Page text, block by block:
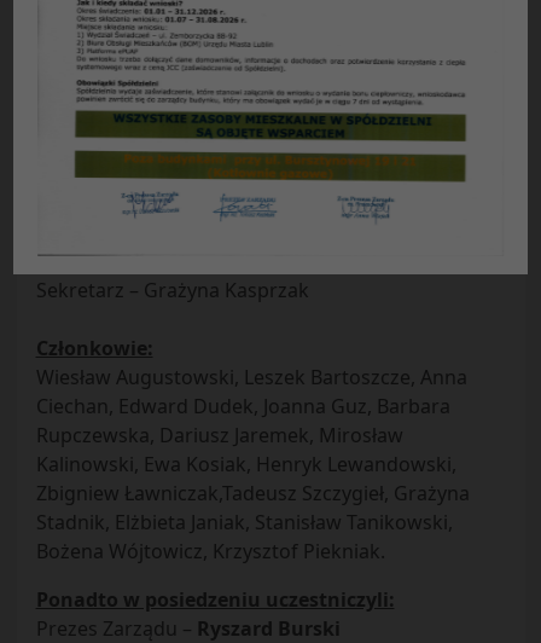
Protokół nr 1/2018
z posiedzenia plenarnego Rady Nadzorczej SM
„Czuby” w Lublinie
odbytego w dniu 29.01.2018 r.
Obecni:
Przewodniczący Rady – Alicja Stadnicka
Koszałka Urszula
Sekretarz – Grażyna Kasprzak
Członkowie:
Wiesław Augustowski, Leszek Bartoszcze, Anna
Ciechan, Edward Dudek, Joanna Guz, Barbara
Rupczewska, Dariusz Jaremek, Mirosław
Kalinowski, Ewa Kosiak, Henryk Lewandowski,
Zbigniew Ławniczak,Tadeusz Szczygieł, Grażyna
Stadnik, Elżbieta Janiak, Stanisław Tanikowski,
Bożena Wójtowicz, Krzysztof Piekniak.
Ponadto w posiedzeniu uczestniczyli:
Prezes Zarządu – Ryszard Burski